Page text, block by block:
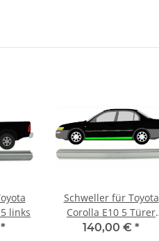
links
*
Schweller für Toyota
Corolla E10 5 Türer
1991 – 1998 links
140,00 € *